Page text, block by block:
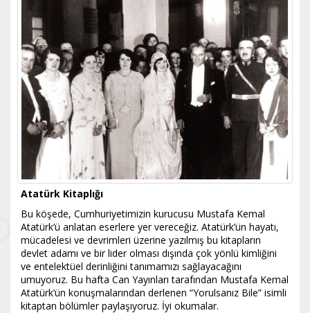
Atatürk Kitaplığı
Bu köşede, Cumhuriyetimizin kurucusu Mustafa Kemal
Atatürk’ü anlatan eserlere yer vereceğiz. Atatürk’ün hayatı,
mücadelesi ve devrimleri üzerine yazılmış bu kitapların
devlet adamı ve bir lider olması dışında çok yönlü kimliğini
ve entelektüel derinliğini tanımamızı sağlayacağını
umuyoruz. Bu hafta Can Yayınları tarafından Mustafa Kemal
Atatürk’ün konuşmalarından derlenen “Yorulsanız Bile” isimli
kitaptan bölümler paylaşıyoruz. İyi okumalar.